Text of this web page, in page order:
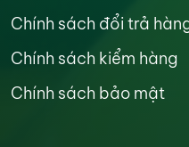
Chính sách đổi trả
Chính sách kiểm hàng
Chính sách bảo mật